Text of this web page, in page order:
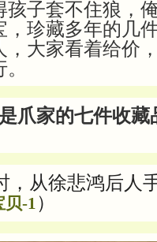
孩子套不住狼，
，珍藏多年的几
，大家看着给价
爪家的七件收藏
，从徐悲鸿后人
贝-1 ）